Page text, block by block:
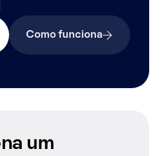
Como funciona
um